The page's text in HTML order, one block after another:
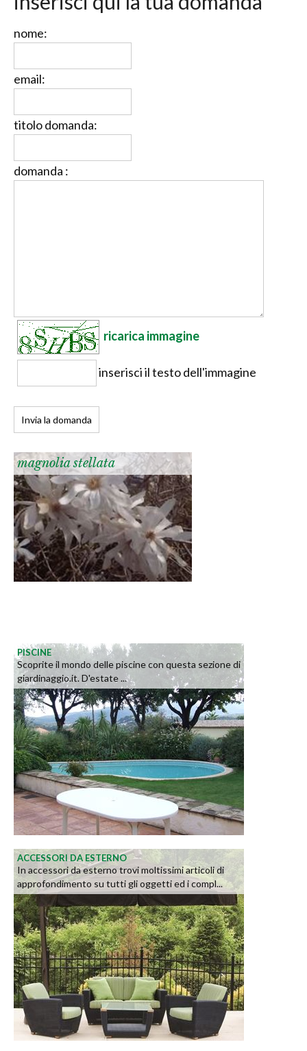
nome:
email:
titolo domanda:
domanda :
ricarica immagine
inserisci il testo dell'immagine
magnolia stellata
PISCINE
Scoprite il mondo delle piscine con questa sezione di
giardinaggio.it. D'estate ...
ACCESSORI DA ESTERNO
In accessori da esterno trovi moltissimi articoli di
approfondimento su tutti gli oggetti ed i compl...